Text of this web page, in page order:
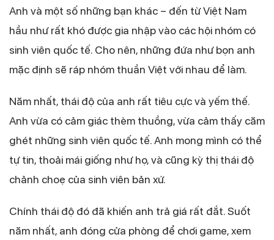
Anh và một số những bạn khác – đến từ Việt Nam
hầu như rất khó được gia nhập vào các hội nhóm có
sinh viên quốc tế. Cho nên, những đứa như bọn anh
mặc định sẽ ráp nhóm thuần Việt với nhau để làm.
Năm nhất, thái độ của anh rất tiêu cực và yếm thế.
Anh vừa có cảm giác thèm thuồng, vừa cảm thấy căm
ghét những sinh viên quốc tế. Anh mong mình có thể
tự tin, thoải mái giống như họ, và cũng kỳ thị thái độ
chảnh choẹ của sinh viên bản xứ.
Chính thái độ đó đã khiến anh trả giá rất đắt. Suốt
năm nhất, anh đóng cửa phòng để chơi game, xem